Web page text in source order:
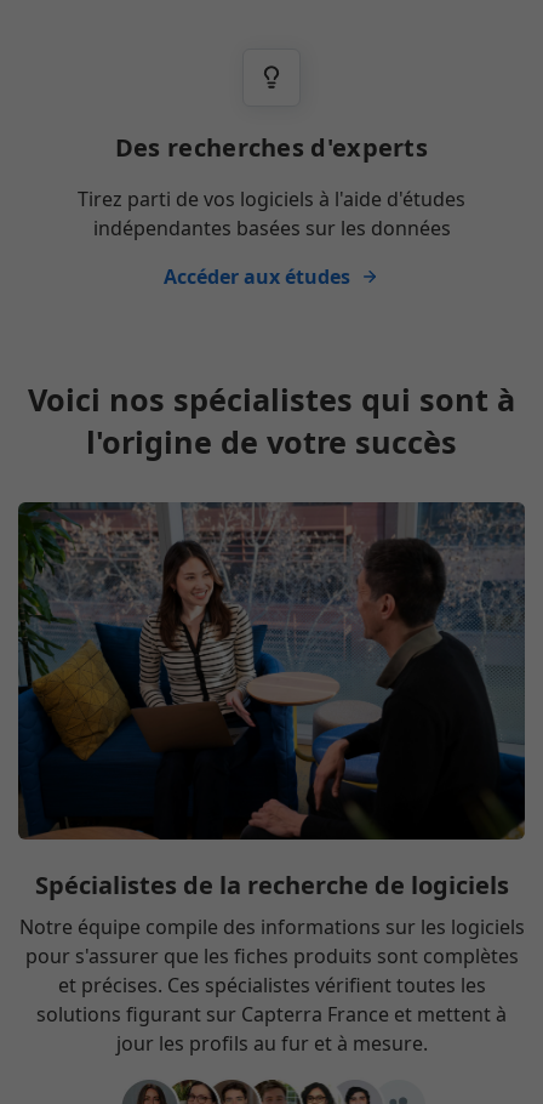
Des recherches d'experts
Tirez parti de vos logiciels à l'aide d'études
indépendantes basées sur les données
Accéder aux études
Voici nos spécialistes qui sont à
l'origine de votre succès
Spécialistes de la recherche de logiciels
Notre équipe compile des informations sur les logiciels
pour s'assurer que les fiches produits sont complètes
et précises. Ces spécialistes vérifient toutes les
solutions figurant sur Capterra France et mettent à
jour les profils au fur et à mesure.